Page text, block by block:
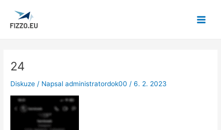
obsah
Menu
24
Diskuze / Napsaladministratordok00 /6. 2. 2023
navigation